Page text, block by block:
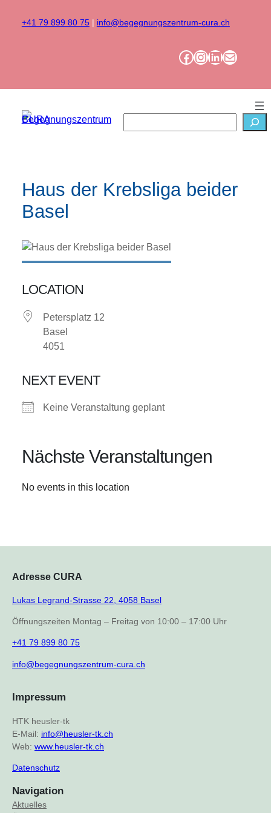
Inhalt+41 79 899 80 75| info@begegnungszentrum-cura.ch
Facebook InstagramLinkedIn Mail
Haus der Krebsliga beider
Basel
LOCATION
Petersplatz 12
Basel
4051
NEXT EVENT
Keine Veranstaltung geplant
Nächste Veranstaltungen
No events in this location
Adresse CURA
Lukas Legrand-Strasse 22, 4058 Basel
Öffnungszeiten Montag – Freitag von 10:00 – 17:00 Uhr
+41 79 899 80 75
info@begegnungszentrum-cura.ch
Impressum
HTK heusler-tk
E-Mail: info@heusler-tk.ch
Web: www.heusler-tk.ch
Datenschutz
Navigation
Aktuelles